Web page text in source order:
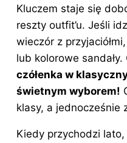
Kluczem staje się
reszty outfit’u. Jeśli
wieczór z
lub kolorowe sandały.
czółenka w
świetnym wyborem!
klasy, a jednocześnie
Kiedy przychodzi